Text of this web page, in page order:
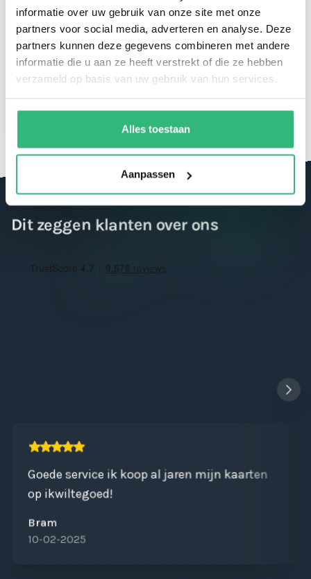
informatie over uw gebruik van onze site met onze
partners voor social media, adverteren en analyse. Deze
partners kunnen deze gegevens combineren met andere
informatie die u aan ze heeft verstrekt of die ze hebben
verzameld op basis van uw gebruik van hun services.
Alles toestaan
Aanpassen
Spaar voor korting en geniet van je
Dit zeggen klanten over ons
Goede service ik koop al jaren mijn kaarten
op ikwiltegoed!
Bram
10-02-2025